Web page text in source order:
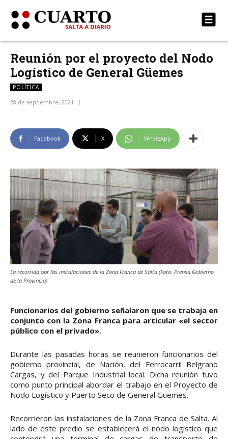
Reunión por el proyecto del Nodo
Logístico de General Güemes
POLÍTICA
28 de septiembre, 2021
Facebook X WhatsApp
La recorrida opr las instalaciones de la Zona Franca de Salta (Foto: Prensa Gobierno
de la Provincia)
Funcionarios del gobierno señalaron que se trabaja en
conjunto con la Zona Franca para articular «el sector
público con el privado».
Durante las pasadas horas se reunieron funcionarios del
gobierno provincial, de Nación, del Ferrocarril Belgrano
Cargas, y del Parque Industrial local. Dicha reunión tuvo
como punto principal abordar el trabajo en el Proyecto de
Nodo Logístico y Puerto Seco de General Güemes.
Recorrieron las instalaciones de la Zona Franca de Salta. Al
lado de este predio se establecerá el nodo logístico que